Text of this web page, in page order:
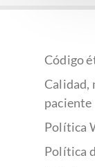
Código
Calidad,
paciente
Política
Política